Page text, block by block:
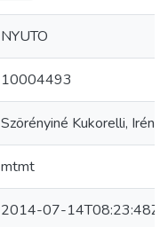
NYUTO
10004493
Szörényiné Kukorelli, Irén
mtmt
2014-07-14T08:23:48Z